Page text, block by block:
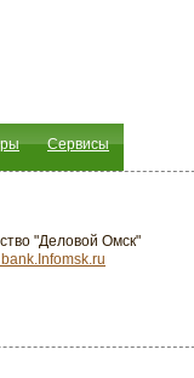
Сервисы
"Деловой Омск"